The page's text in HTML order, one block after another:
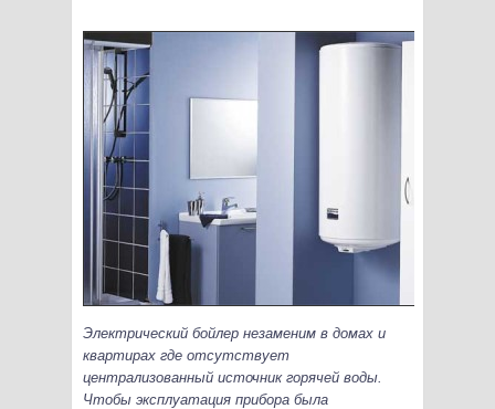
Электрический бойлер незаменим в домах и
квартирах где отсутствует
централизованный источник горячей воды.
Чтобы эксплуатация прибора была